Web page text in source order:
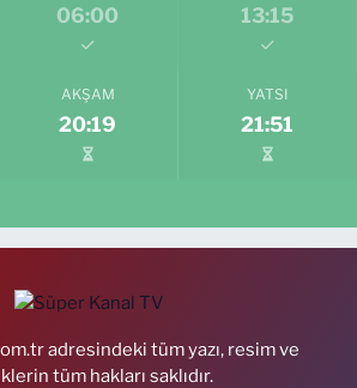
06:00 13:15
AKŞAM
20:19
YATSI
21:51
adresindeki tüm yazı, resim ve
tüm hakları saklıdır.